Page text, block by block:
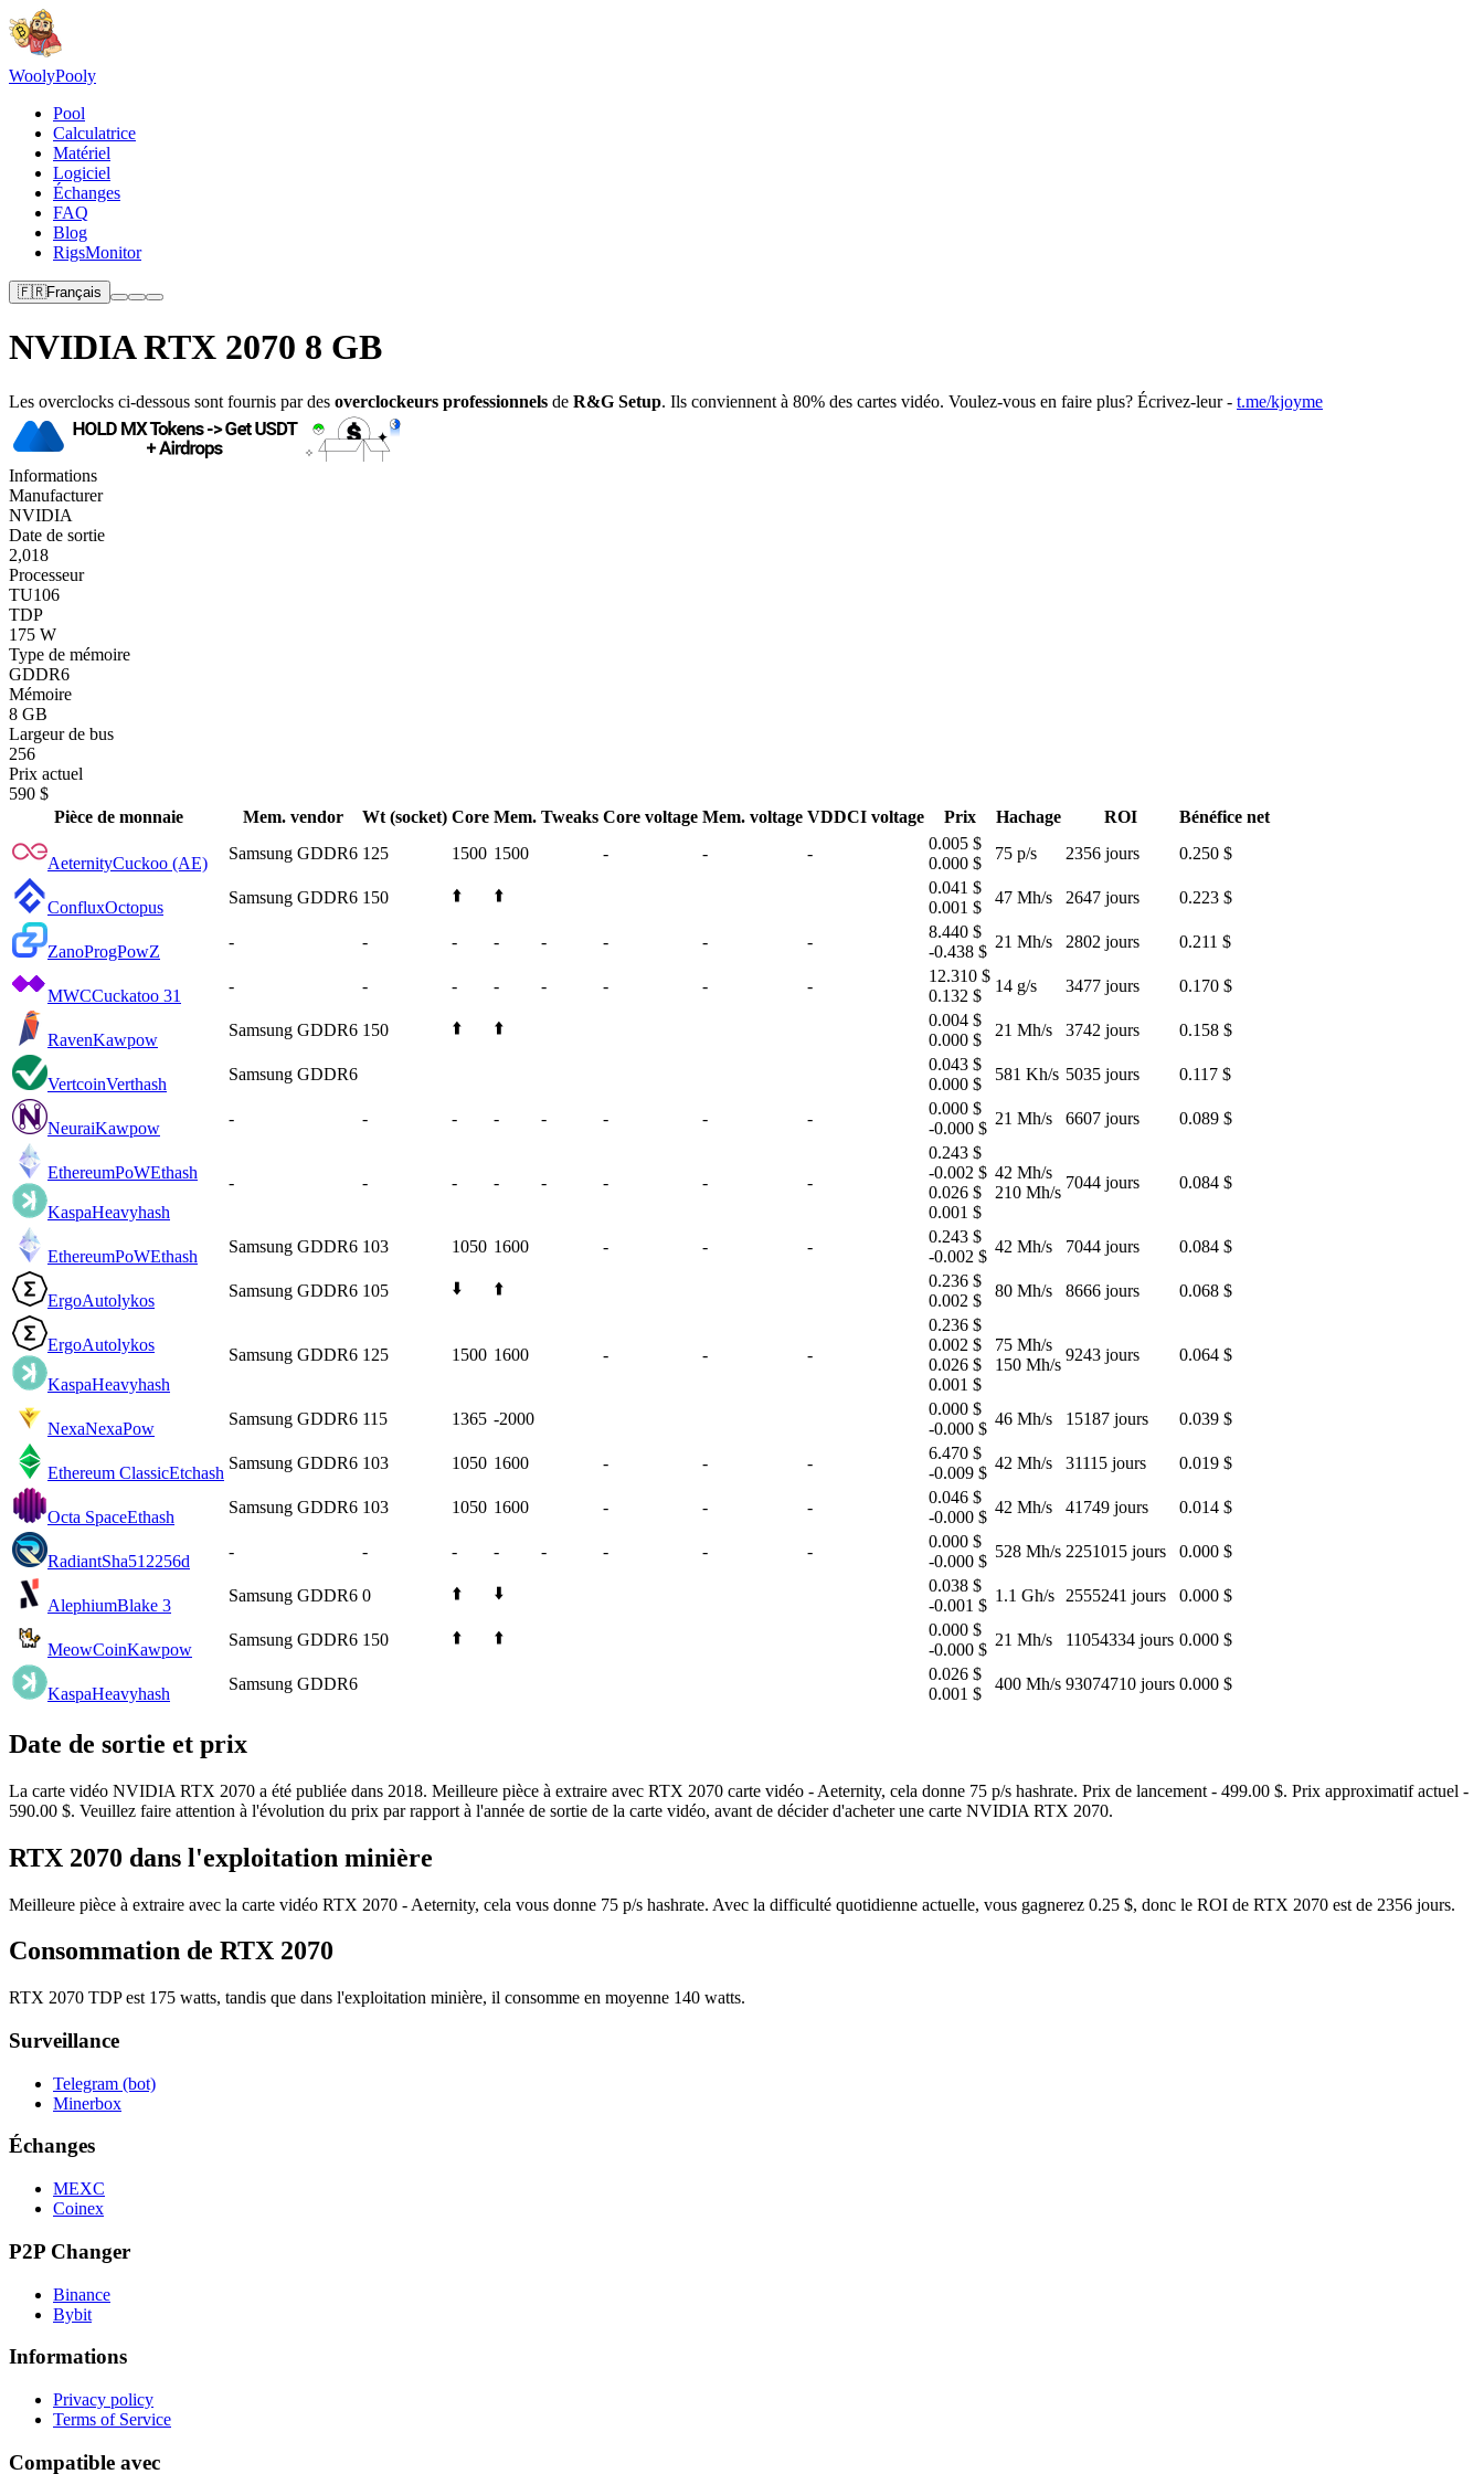
WoolyPooly
Pool
Calculatrice
Matériel
Logiciel
Échanges
FAQ
Blog
RigsMonitor
🇫🇷Français
NVIDIA RTX 2070 8 GB
Les overclocks ci-dessous sont fournis par des overclockeurs professionnels de R&G Setup. Ils conviennent à 80% des cartes vidéo. Voulez-vous en faire plus? Écrivez-leur - t.me/kjoyme
Informations
Manufacturer
NVIDIA
Date de sortie
2,018
Processeur
TU106
TDP
175 W
Type de mémoire
GDDR6
Mémoire
8 GB
Largeur de bus
256
Prix actuel
590 $
Pièce de monnaie
Mem. vendor Wt (socket) Core Mem. Tweaks Core voltage Mem. voltage VDDCI voltage Prix Hachage ROI Bénéfice net
AeternityCuckoo (AE)
Samsung GDDR6 125 1500 1500 - - -
0.005 $
0.000 $
75 p/s 2356 jours 0.250 $
ConfluxOctopus
Samsung GDDR6 150 ⬆️ ⬆️
0.041 $
0.001 $
47 Mh/s 2647 jours 0.223 $
ZanoProgPowZ
- - - - - - - -
8.440 $
-0.438 $
21 Mh/s 2802 jours 0.211 $
MWCCuckatoo 31
- - - - - - - -
12.310 $
0.132 $
14 g/s 3477 jours 0.170 $
RavenKawpow
Samsung GDDR6 150 ⬆️ ⬆️
0.004 $
0.000 $
21 Mh/s 3742 jours 0.158 $
VertcoinVerthash
Samsung GDDR6
0.043 $
0.000 $
581 Kh/s 5035 jours 0.117 $
NeuraiKawpow
- - - - - - - -
0.000 $
-0.000 $
21 Mh/s 6607 jours 0.089 $
EthereumPoWEthash
KaspaHeavyhash
- - - - - - - -
0.243 $
-0.002 $
0.026 $
0.001 $
42 Mh/s
210 Mh/s
7044 jours 0.084 $
EthereumPoWEthash
Samsung GDDR6 103 1050 1600 - - -
0.243 $
-0.002 $
42 Mh/s 7044 jours 0.084 $
ErgoAutolykos
Samsung GDDR6 105 ⬇️ ⬆️
0.236 $
0.002 $
80 Mh/s 8666 jours 0.068 $
ErgoAutolykos
KaspaHeavyhash
Samsung GDDR6 125 1500 1600 - - -
0.236 $
0.002 $
0.026 $
0.001 $
75 Mh/s
150 Mh/s
9243 jours 0.064 $
NexaNexaPow
Samsung GDDR6 115 1365 -2000
0.000 $
-0.000 $
46 Mh/s 15187 jours 0.039 $
Ethereum ClassicEtchash
Samsung GDDR6 103 1050 1600 - - -
6.470 $
-0.009 $
42 Mh/s 31115 jours 0.019 $
Octa SpaceEthash
Samsung GDDR6 103 1050 1600 - - -
0.046 $
-0.000 $
42 Mh/s 41749 jours 0.014 $
RadiantSha512256d
- - - - - - - -
0.000 $
-0.000 $
528 Mh/s 2251015 jours 0.000 $
AlephiumBlake 3
Samsung GDDR6 0 ⬆️ ⬇️
0.038 $
-0.001 $
1.1 Gh/s 2555241 jours 0.000 $
MeowCoinKawpow
Samsung GDDR6 150 ⬆️ ⬆️
0.000 $
-0.000 $
21 Mh/s 11054334 jours 0.000 $
KaspaHeavyhash
Samsung GDDR6
0.026 $
0.001 $
400 Mh/s 93074710 jours 0.000 $
Date de sortie et prix
La carte vidéo NVIDIA RTX 2070 a été publiée dans 2018. Meilleure pièce à extraire avec RTX 2070 carte vidéo - Aeternity, cela donne 75 p/s hashrate. Prix de lancement - 499.00 $. Prix approximatif actuel -
590.00 $. Veuillez faire attention à l'évolution du prix par rapport à l'année de sortie de la carte vidéo, avant de décider d'acheter une carte NVIDIA RTX 2070.
RTX 2070 dans l'exploitation minière
Meilleure pièce à extraire avec la carte vidéo RTX 2070 - Aeternity, cela vous donne 75 p/s hashrate. Avec la difficulté quotidienne actuelle, vous gagnerez 0.25 $, donc le ROI de RTX 2070 est de 2356 jours.
Consommation de RTX 2070
RTX 2070 TDP est 175 watts, tandis que dans l'exploitation minière, il consomme en moyenne 140 watts.
Surveillance
Telegram (bot)
Minerbox
Échanges
MEXC
Coinex
P2P Changer
Binance
Bybit
Informations
Privacy policy
Terms of Service
Compatible avec